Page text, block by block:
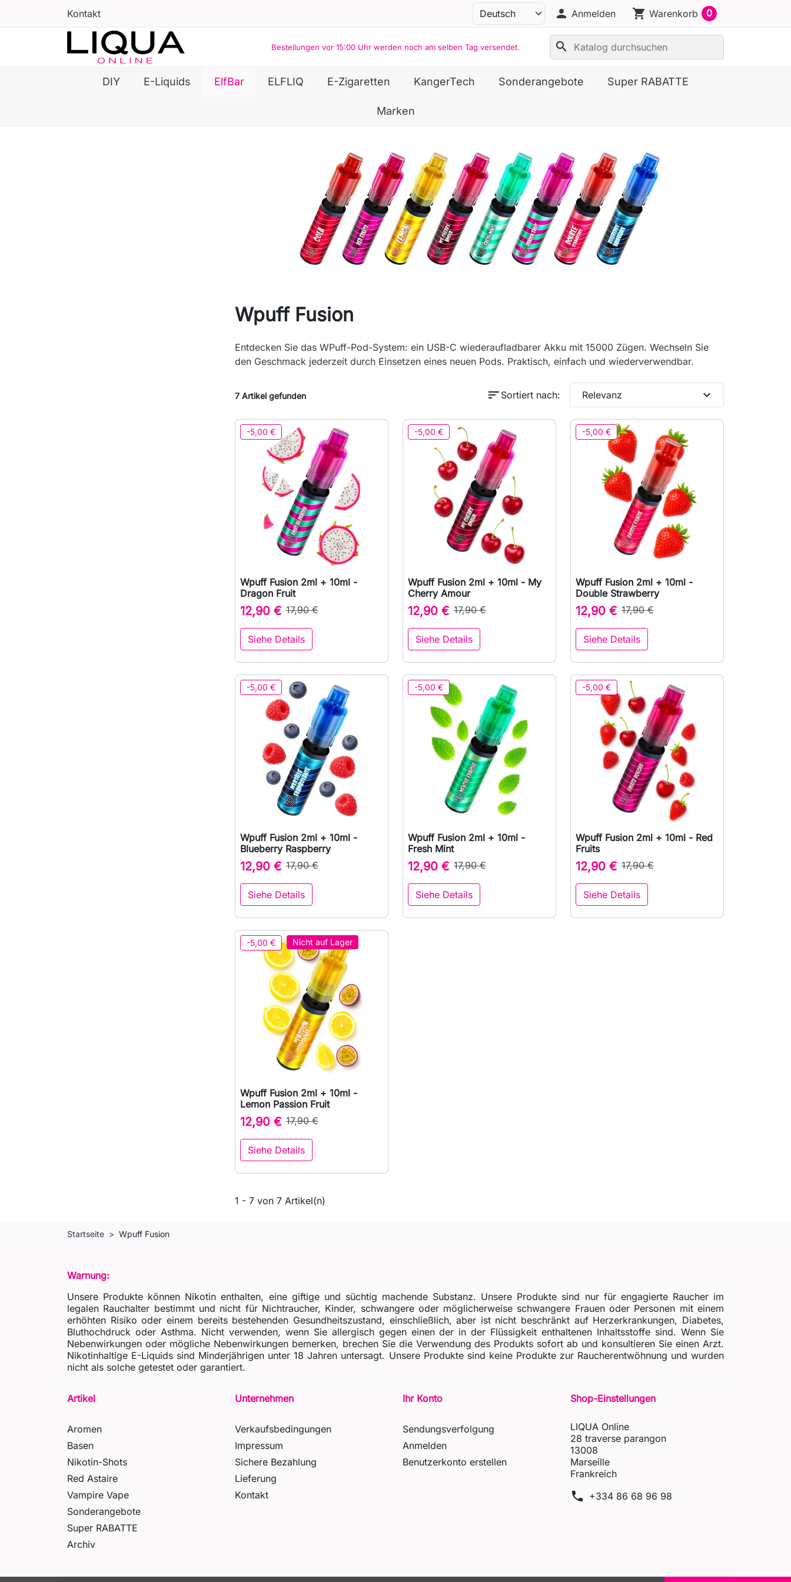
Kontakt person Anmelden shopping_cart Warenkorb 0
Bestellungen vor 15:00 Uhr werden noch am selben Tag versendet. search
DIY E-Liquids ElfBar ELFLIQ E-Zigaretten KangerTech Sonderangebote Super RABATTE
Marken
Wpuff Fusion
Entdecken Sie das WPuff-Pod-System: ein USB-C wiederaufladbarer Akku mit 15000 Zügen. Wechseln Sie
den Geschmack jederzeit durch Einsetzen eines neuen Pods. Praktisch, einfach und wiederverwendbar.
7 Artikel gefunden sort Sortiert nach: Relevanz expand_more
-5,00 €
 Vorschau
Wpuff Fusion 2ml + 10ml -
Dragon Fruit
12,90 € 17,90 €
Siehe Details
-5,00 €
 Vorschau
Wpuff Fusion 2ml + 10ml - My
Cherry Amour
12,90 € 17,90 €
Siehe Details
-5,00 €
 Vorschau
Wpuff Fusion 2ml + 10ml -
Double Strawberry
12,90 € 17,90 €
Siehe Details
-5,00 €
 Vorschau
Wpuff Fusion 2ml + 10ml -
Blueberry Raspberry
12,90 € 17,90 €
Siehe Details
-5,00 €
 Vorschau
Wpuff Fusion 2ml + 10ml -
Fresh Mint
12,90 € 17,90 €
Siehe Details
-5,00 €
 Vorschau
Wpuff Fusion 2ml + 10ml - Red
Fruits
12,90 € 17,90 €
Siehe Details
-5,00 € Nicht auf Lager
 Vorschau
Wpuff Fusion 2ml + 10ml -
Lemon Passion Fruit
12,90 € 17,90 €
Siehe Details
1 - 7 von 7 Artikel(n)
Startseite Wpuff Fusion
Warnung:
Unsere Produkte können Nikotin enthalten, eine giftige und süchtig machende Substanz. Unsere Produkte sind nur für engagierte Raucher im
legalen Rauchalter bestimmt und nicht für Nichtraucher, Kinder, schwangere oder möglicherweise schwangere Frauen oder Personen mit einem
erhöhten Risiko oder einem bereits bestehenden Gesundheitszustand, einschließlich, aber ist nicht beschränkt auf Herzerkrankungen, Diabetes,
Bluthochdruck oder Asthma. Nicht verwenden, wenn Sie allergisch gegen einen der in der Flüssigkeit enthaltenen Inhaltsstoffe sind. Wenn Sie
Nebenwirkungen oder mögliche Nebenwirkungen bemerken, brechen Sie die Verwendung des Produkts sofort ab und konsultieren Sie einen Arzt.
Nikotinhaltige E-Liquids sind Minderjährigen unter 18 Jahren untersagt. Unsere Produkte sind keine Produkte zur Raucherentwöhnung und wurden
nicht als solche getestet oder garantiert.
Artikel
Aromen
Basen
Nikotin-Shots
Red Astaire
Vampire Vape
Sonderangebote
Super RABATTE
Archiv
Unternehmen
Verkaufsbedingungen
Impressum
Sichere Bezahlung
Lieferung
Kontakt
Ihr Konto
Sendungsverfolgung
Anmelden
Benutzerkonto erstellen
Shop-Einstellungen
LIQUA Online
28 traverse parangon
13008
Marseille
Frankreich
phone +334 86 68 96 98